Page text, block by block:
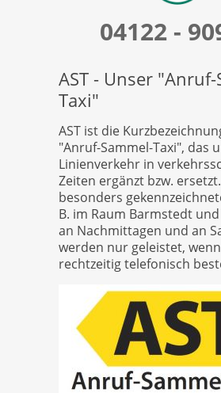
04122 -
AST - Unser
Taxi"
AST ist die
"Anruf-Sammel-Taxi", das
Linienverkehr in
Zeiten ergänzt bzw.
besonders
B. im Raum Barmstedt
an Nachmittagen und an
werden nur geleistet,
rechtzeitig telefonisch